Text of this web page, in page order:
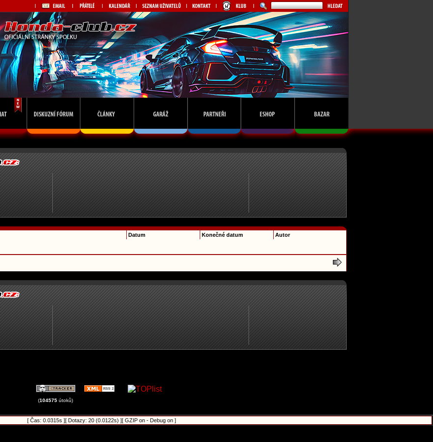
Datum Konečné datum Autor
(104575 útoků)
[ Čas: 0.0315s ][ Dotazy: 20 (0.0122s) ][ GZIP on - Debug on ]